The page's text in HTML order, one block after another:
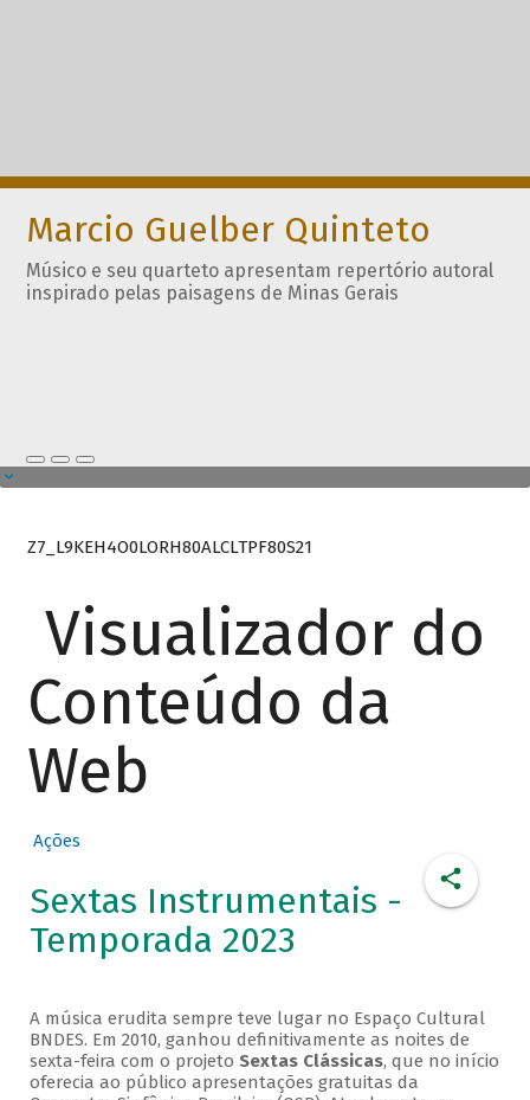
Marcio Guelber Quinteto
Músico e seu quarteto apresentam repertório autoral
inspirado pelas paisagens de Minas Gerais
Z7_L9KEH4O0LORH80ALCLTPF80S21
Visualizador do
Conteúdo da
Web
Ações
Sextas Instrumentais -
Temporada 2023
A música erudita sempre teve lugar no Espaço Cultural
BNDES. Em 2010, ganhou definitivamente as noites de
sexta-feira com o projeto Sextas Clássicas, que no início
oferecia ao público apresentações gratuitas da